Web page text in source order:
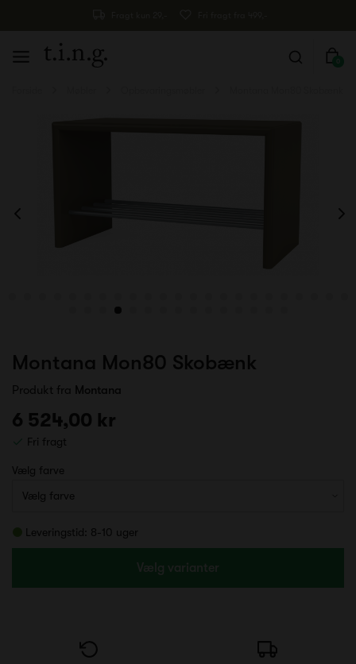
0
Montana Mon80 Skobænk
Produkt fra Montana
6 524,00 kr
Fri fragt
Vælg farve
Leveringstid: 8-10 uger
Vælg varianter